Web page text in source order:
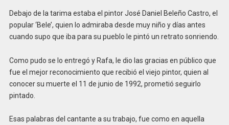
Debajo de la tarima estaba el pintor José Daniel Beleño Castro, el
popular ‘Bele’, quien lo admiraba desde muy niño y días antes
cuando supo que iba para su pueblo le pintó un retrato sonriendo.
Como pudo se lo entregó y Rafa, le dio las gracias en público que
fue el mejor reconocimiento que recibió el viejo pintor, quien al
conocer su muerte el 11 de junio de 1992, prometió seguirlo
pintado.
Esas palabras del cantante a su trabajo, fue como en aquella